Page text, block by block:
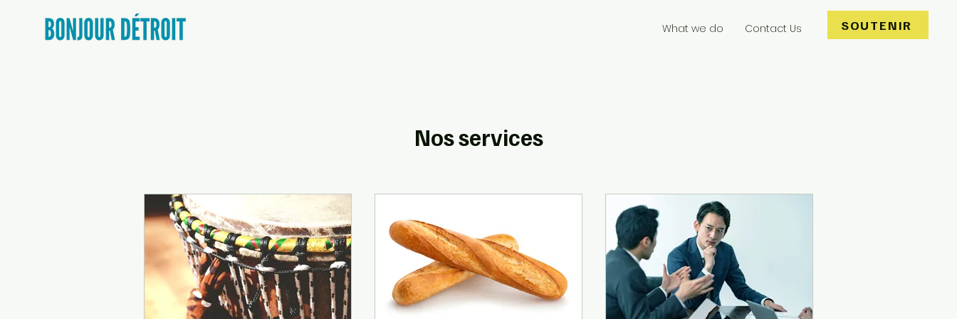
What we do Contact Us SOUTENIR
Nos services